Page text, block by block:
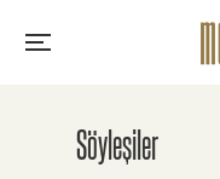
Söyleşiler